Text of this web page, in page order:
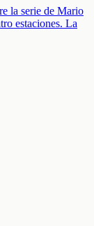
la serie de Mario
estaciones. La